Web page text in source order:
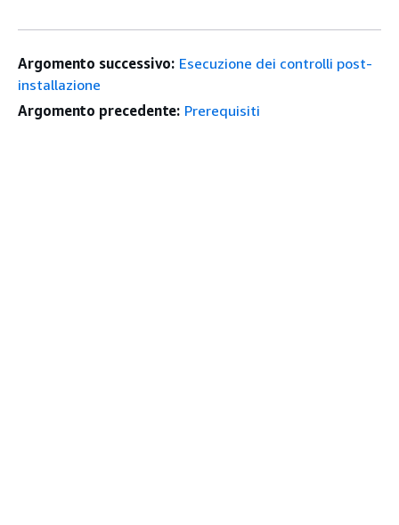
Argomento successivo: Esecuzione dei controlli post-
installazione
Argomento precedente: Prerequisiti